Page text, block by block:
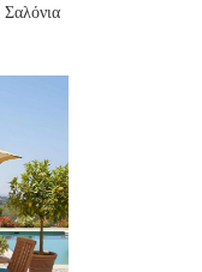
Σαλόνια